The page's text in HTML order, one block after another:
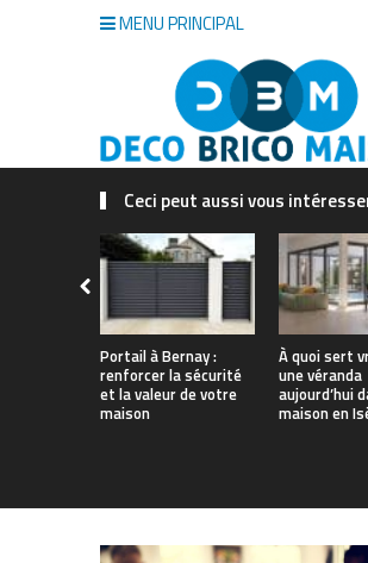
MENU PRINCIPAL
Ceci peut aussi vous
Portail à Bernay :
renforcer la sécurité
et la valeur de votre
maison
À quoi sert
une véranda
aujourd’hui
maison en